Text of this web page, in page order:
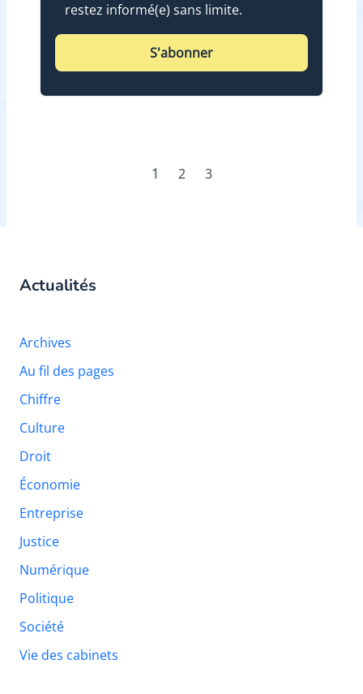
restez informé(e) sans limite.
S'abonner
1 2 3
Actualités
Archives
Au fil des pages
Chiffre
Culture
Droit
Économie
Entreprise
Justice
Numérique
Politique
Société
Vie des cabinets